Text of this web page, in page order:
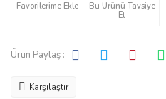
Bu Ürünü Tavsiye
Et
Ürün Paylaş :
Karşılaştır